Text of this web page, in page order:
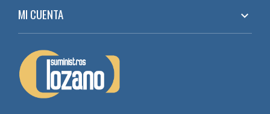
MI CUENTA 